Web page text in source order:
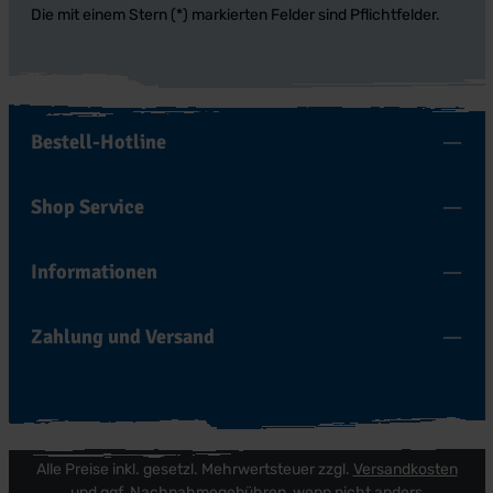
Die mit einem Stern (*) markierten Felder sind Pflichtfelder.
Bestell-Hotline
Shop Service
Informationen
Zahlung und Versand
Alle Preise inkl. gesetzl. Mehrwertsteuer zzgl. Versandkosten